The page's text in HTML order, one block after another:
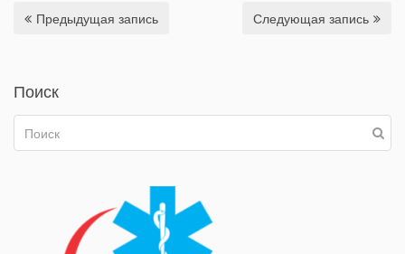
Предыдущая запись Следующая запись
Поиск